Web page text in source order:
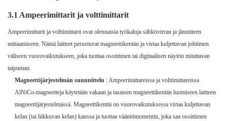
3.1 Ampeerimittarit ja volttimittarit
Ampeerimittarit ja volttimittarit ovat olennaisia ​​työkaluja sähkövirran ja jännitteen
mittaamiseen. Nämä laitteet perustuvat magneettikentän ja virtaa kuljettavan johtimen
väliseen vuorovaikutukseen, joka tuottaa osoittimen tai digitaalisen näytön mitattavan
taipuman.
Magneettijärjestelmän suunnittelu : Ampeerimittareissa ja volttimittareissa
AlNiCo-magneetteja käytetään vakaan ja tasaisen magneettikentän luomiseen laitteen
magneettijärjestelmässä. Magneettikenttä on vuorovaikutuksessa virtaa kuljettavan
kelan (tai liikkuvan kelan) kanssa ja tuottaa vääntömomentin, joka saa osoittimen